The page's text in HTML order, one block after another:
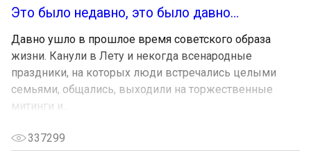
Это было недавно, это было давно…
Давно ушло в прошлое время советского образа
жизни. Канули в Лету и некогда всенародные
праздники, на которых люди встречались целыми
семьями, общались, выходили на торжественные
митинги и...
337299